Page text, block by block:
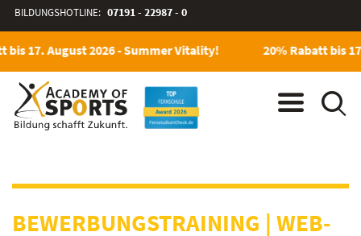
BILDUNGSHOTLINE: 07191 - 22987 - 0
17. August 2026 - Summer Vitality! 20% Rabatt bis
BEWERBUNGSTRAINING | WEB-